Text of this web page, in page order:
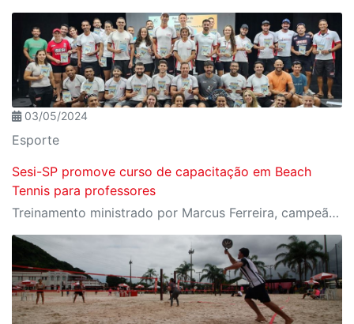
03/05/2024
Esporte
Sesi-SP promove curso de capacitação em Beach
Tennis para professores
Treinamento ministrado por Marcus Ferreira, campeão mundial da modalidade, foi ministrado nos dias 27 e 28 de abril